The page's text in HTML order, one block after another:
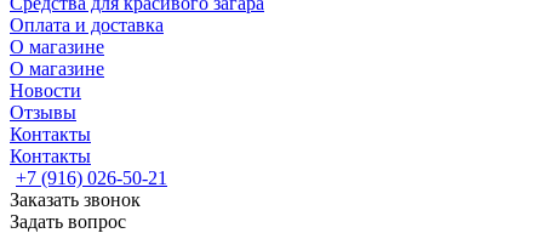
Оплата и доставка
О магазине
О магазине
Новости
Отзывы
Контакты
Контакты
+7 (916) 026-50-21
Заказать звонок
Задать вопрос